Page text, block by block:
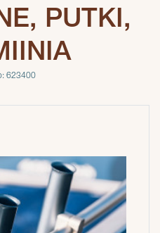
PUTKI,
623400